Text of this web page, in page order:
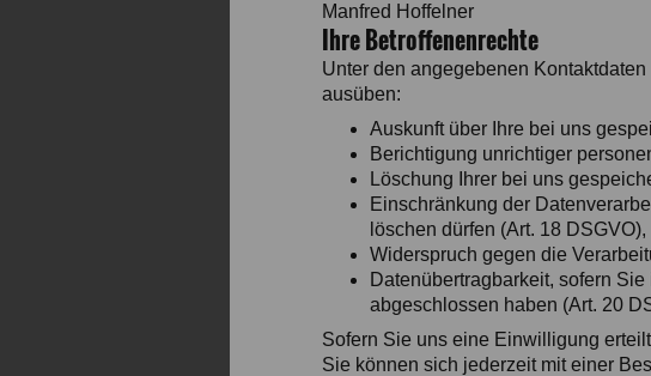
Manfred Hoffelner
Ihre Betroffenenrechte
Unter den angegebenen
ausüben:
Auskunft über Ihre bei uns
Berichtigung unrichtiger
Löschung Ihrer bei uns
Einschränkung der
löschen dürfen (Art. 18 DSGVO),
Widerspruch gegen die
Datenübertragbarkeit, sofern
abgeschlossen haben (Art. 20
Sofern Sie uns eine Einwilligung
Sie können sich jederzeit mit einer